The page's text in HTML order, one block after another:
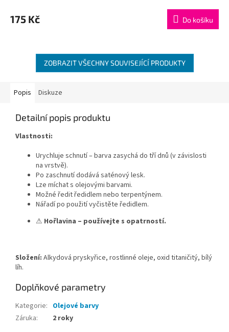
175 Kč Do košíku
ZOBRAZIT VŠECHNY SOUVISEJÍCÍ PRODUKTY
Popis Diskuze
Detailní popis produktu
Vlastnosti:
Urychluje schnutí – barva zasychá do tří dnů (v závislosti
na vrstvě).
Po zaschnutí dodává saténový lesk.
Lze míchat s olejovými barvami.
Možné ředit ředidlem nebo terpentýnem.
Nářadí po použití vyčistěte ředidlem.
⚠ Hořlavina – používejte s opatrností.
Složení: Alkydová pryskyřice, rostlinné oleje, oxid titaničitý, bílý
líh.
Doplňkové parametry
Kategorie: Olejové barvy
Záruka: 2 roky